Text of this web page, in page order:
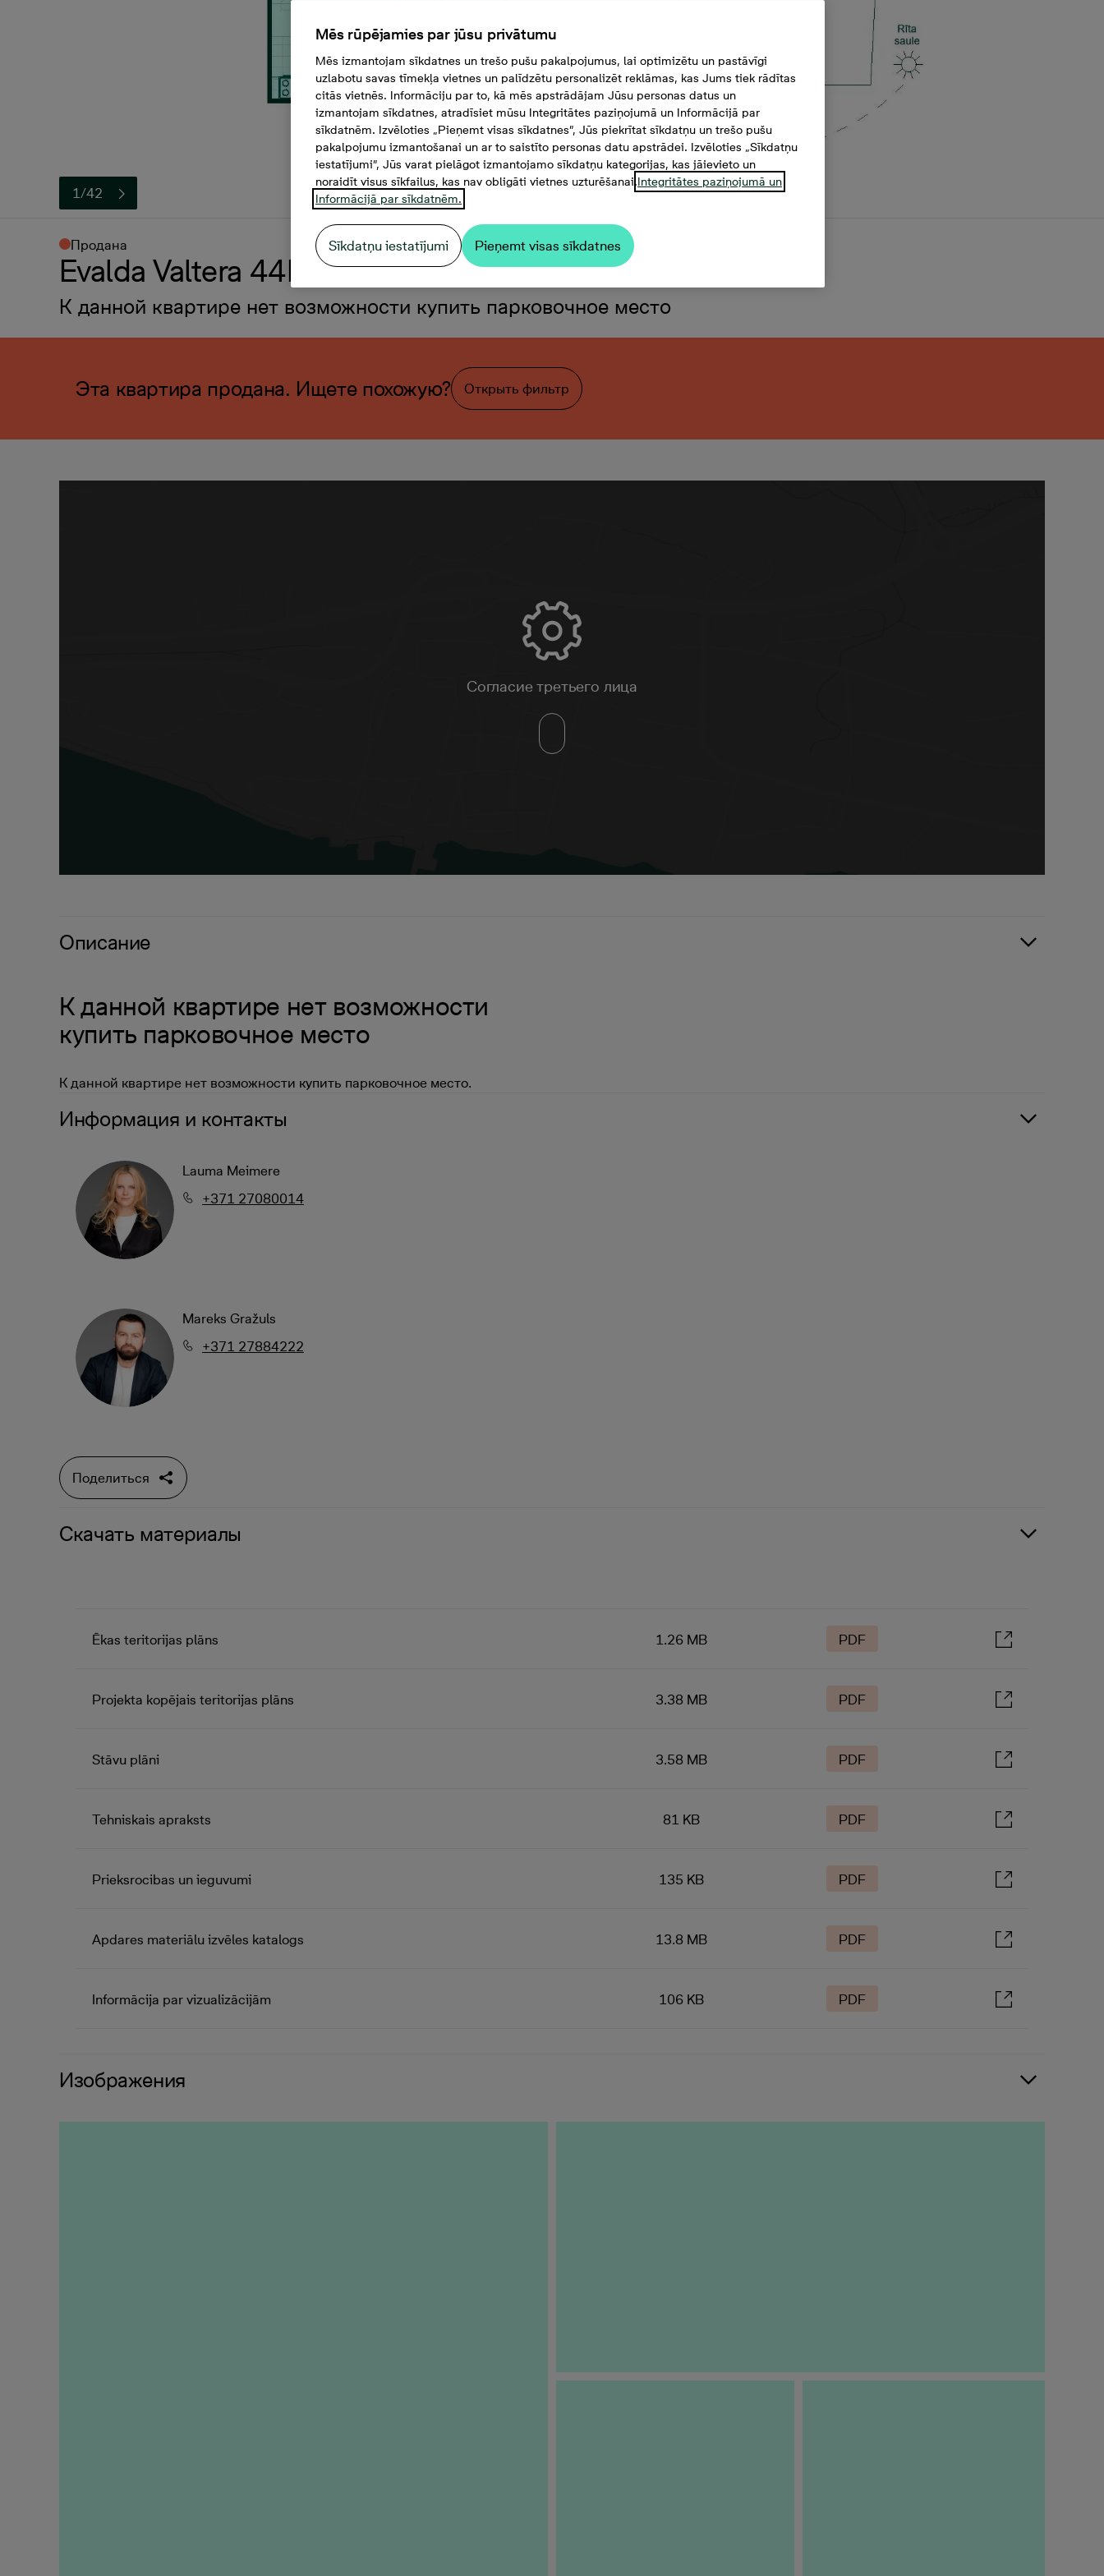
1/42
Продана
Evalda Valtera 44B-09, 2 комнаты, 39,5 м²
К данной квартире нет возможности купить парковочное место
Эта квартира продана. Ищете похожую? Открыть фильтр
Согласие третьего лица
Описание
К данной квартире нет возможности
купить парковочное место
К данной квартире нет возможности купить парковочное место.
Информация и контакты
Lauma Meimere
+371 27080014
Mareks Gražuls
+371 27884222
Поделиться
Скачать материалы
Ēkas teritorijas plāns 1.26 MB PDF
Projekta kopējais teritorijas plāns 3.38 MB PDF
Stāvu plāni 3.58 MB PDF
Tehniskais apraksts 81 KB PDF
Prieksrocibas un ieguvumi 135 KB PDF
Apdares materiālu izvēles katalogs 13.8 MB PDF
Informācija par vizualizācijām 106 KB PDF
Изображения
Mēs rūpējamies par jūsu privātumu
Mēs izmantojam sīkdatnes un trešo pušu pakalpojumus, lai optimizētu un pastāvīgi
uzlabotu savas tīmekļa vietnes un palīdzētu personalizēt reklāmas, kas Jums tiek rādītas
citās vietnēs. Informāciju par to, kā mēs apstrādājam Jūsu personas datus un
izmantojam sīkdatnes, atradīsiet mūsu Integritātes paziņojumā un Informācijā par
sīkdatnēm. Izvēloties „Pieņemt visas sīkdatnes”, Jūs piekrītat sīkdatņu un trešo pušu
pakalpojumu izmantošanai un ar to saistīto personas datu apstrādei. Izvēloties „Sīkdatņu
iestatījumi”, Jūs varat pielāgot izmantojamo sīkdatņu kategorijas, kas jāievieto un
noraidīt visus sīkfailus, kas nav obligāti vietnes uzturēšanai.Integritātes paziņojumā un
Informācijā par sīkdatnēm.
Sīkdatņu iestatījumi Pieņemt visas sīkdatnes